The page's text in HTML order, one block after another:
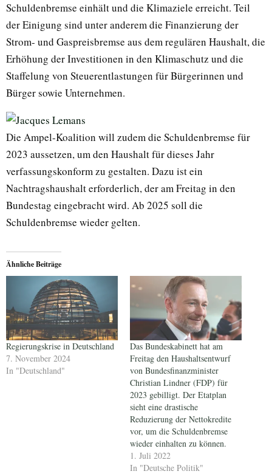
Schuldenbremse einhält und die Klimaziele erreicht. Teil
der Einigung sind unter anderem die Finanzierung der
Strom- und Gaspreisbremse aus dem regulären Haushalt, die
Erhöhung der Investitionen in den Klimaschutz und die
Staffelung von Steuerentlastungen für Bürgerinnen und
Bürger sowie Unternehmen.
Die Ampel-Koalition will zudem die Schuldenbremse für
2023 aussetzen, um den Haushalt für dieses Jahr
verfassungskonform zu gestalten. Dazu ist ein
Nachtragshaushalt erforderlich, der am Freitag in den
Bundestag eingebracht wird. Ab 2025 soll die
Schuldenbremse wieder gelten.
Ähnliche Beiträge
Regierungskrise in Deutschland
7. November 2024
In "Deutschland"
Das Bundeskabinett hat am
Freitag den Haushaltsentwurf
von Bundesfinanzminister
Christian Lindner (FDP) für
2023 gebilligt. Der Etatplan
sieht eine drastische
Reduzierung der Nettokredite
vor, um die Schuldenbremse
wieder einhalten zu können.
1. Juli 2022
In "Deutsche Politik"